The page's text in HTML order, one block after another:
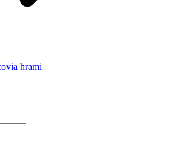
hrami